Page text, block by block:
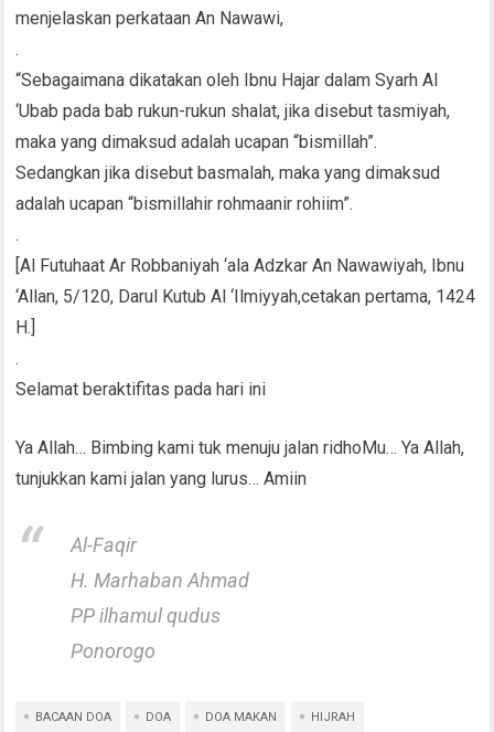
menjelaskan perkataan An Nawawi,
.
“Sebagaimana dikatakan oleh Ibnu Hajar dalam Syarh Al
‘Ubab pada bab rukun-rukun shalat, jika disebut tasmiyah,
maka yang dimaksud adalah ucapan “bismillah”.
Sedangkan jika disebut basmalah, maka yang dimaksud
adalah ucapan “bismillahir rohmaanir rohiim”.
.
[Al Futuhaat Ar Robbaniyah ‘ala Adzkar An Nawawiyah, Ibnu
‘Allan, 5/120, Darul Kutub Al ‘Ilmiyyah,cetakan pertama, 1424
H.]
.
Selamat beraktifitas pada hari ini
Ya Allah… Bimbing kami tuk menuju jalan ridhoMu… Ya Allah,
tunjukkan kami jalan yang lurus… Amiin
Al-Faqir
H. Marhaban Ahmad
PP ilhamul qudus
Ponorogo
BACAAN DOA DOA DOA MAKAN HIJRAH